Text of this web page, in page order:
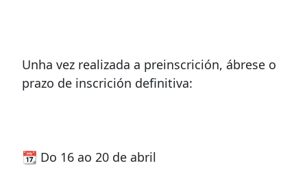
Unha vez realizada a preinscrición, ábrese o
prazo de inscrición definitiva:
📆 Do 16 ao 20 de abril